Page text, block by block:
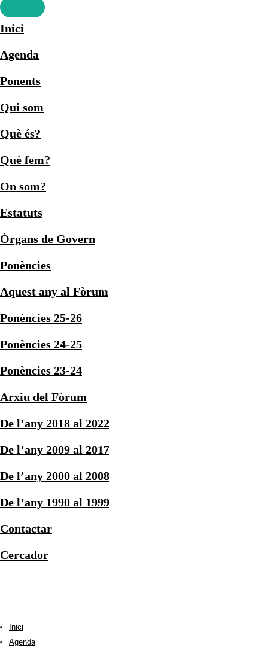
Inici
Agenda
Ponents
Qui som
Què és?
Què fem?
On som?
Estatuts
Òrgans de Govern
Ponències
Aquest any al Fòrum
Ponències 25-26
Ponències 24-25
Ponències 23-24
Arxiu del Fòrum
De l’any 2018 al 2022
De l’any 2009 al 2017
De l’any 2000 al 2008
De l’any 1990 al 1999
Contactar
Cercador
Inici
Agenda